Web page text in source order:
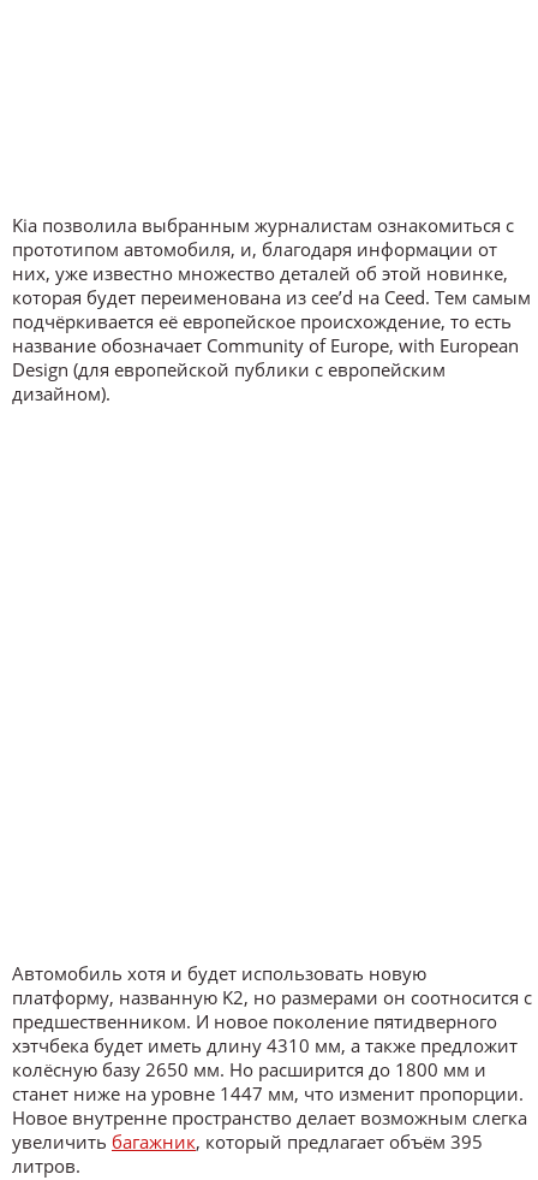
Kia позволила выбранным журналистам ознакомиться с
прототипом автомобиля, и, благодаря информации от
них, уже известно множество деталей об этой новинке,
которая будет переименована из cee’d на Ceed. Тем самым
подчёркивается её европейское происхождение, то есть
название обозначает Community of Europe, with European
Design (для европейской публики с европейским
дизайном).
Автомобиль хотя и будет использовать новую
платформу, названную K2, но размерами он соотносится с
предшественником. И новое поколение пятидверного
хэтчбека будет иметь длину 4310 мм, а также предложит
колёсную базу 2650 мм. Но расширится до 1800 мм и
станет ниже на уровне 1447 мм, что изменит пропорции.
Новое внутренне пространство делает возможным слегка
увеличить багажник, который предлагает объём 395
литров.